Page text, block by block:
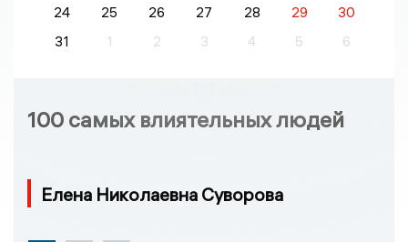
24
25 26 27 28 29
30
31
1 2 3 4 5 6
100 самых влиятельных людей
Елена Николаевна Суворова